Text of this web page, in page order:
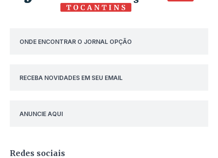
ONDE ENCONTRAR O JORNAL OPÇÃO
RECEBA NOVIDADES EM SEU EMAIL
ANUNCIE AQUI
Redes sociais